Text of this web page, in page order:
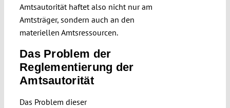
Amtsautorität haftet also nicht nur am
Amtsträger, sondern auch an den
materiellen Amtsressourcen.
Das Problem der
Reglementierung der
Amtsautorität
Das Problem dieser